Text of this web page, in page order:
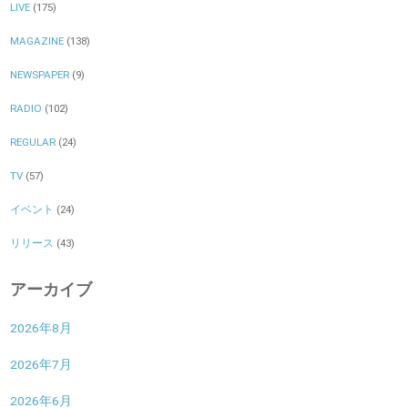
LIVE (175)
MAGAZINE (138)
NEWSPAPER (9)
RADIO (102)
REGULAR (24)
TV (57)
イベント (24)
リリース (43)
アーカイブ
2026年8月
2026年7月
2026年6月